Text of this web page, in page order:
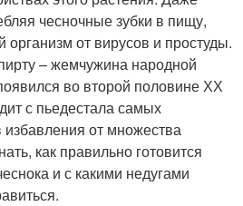
чесночные зубки в пищу,
организм от вирусов и простуды.
– жемчужина народной
во второй половине ХХ
с пьедестала самых
от множества
как правильно готовится
и с какими недугами